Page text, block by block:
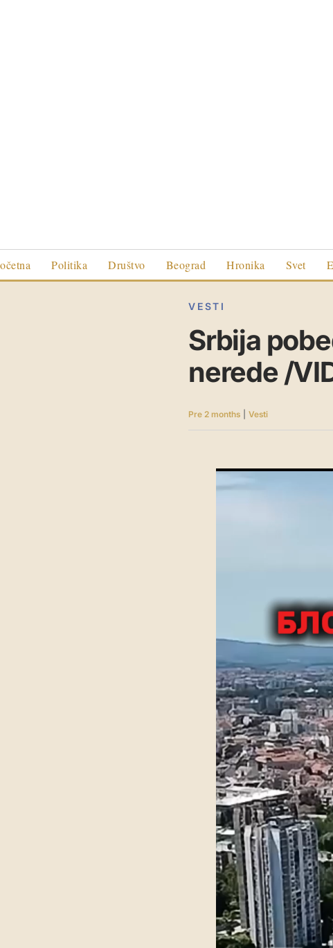
Politika Društvo Beograd Hronika Svet
VESTI
Srbija
nerede /
Pre 2 months Vesti